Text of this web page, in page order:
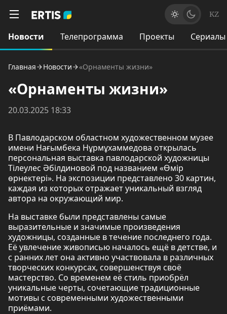
KZ
Новости Телепрограмма Проекты Сериалы
Главная Новости «Орнаменты жизни»
«Орнаменты жизни»
20.03.2025 18:33
В Павлодарском областном художественном музее
имени Нағымбека Нұрмұхаммедова открылась
персональная выставка павлодарской художницы
Тілеулес Әбілдиновой под названием «Өмір
өрнектері». На экспозиции представлено 30 картин,
каждая из которых отражает уникальный взгляд
автора на окружающий мир.
На выставке были представлены самые
выразительные и значимые произведения
художницы, созданные в течение последнего года.
Её увлечение живописью началось ещё в детстве, и
с ранних лет она активно участвовала в различных
творческих конкурсах, совершенствуя своё
мастерство. Со временем её стиль приобрёл
уникальные черты, сочетающие традиционные
мотивы с современными художественными
приёмами.